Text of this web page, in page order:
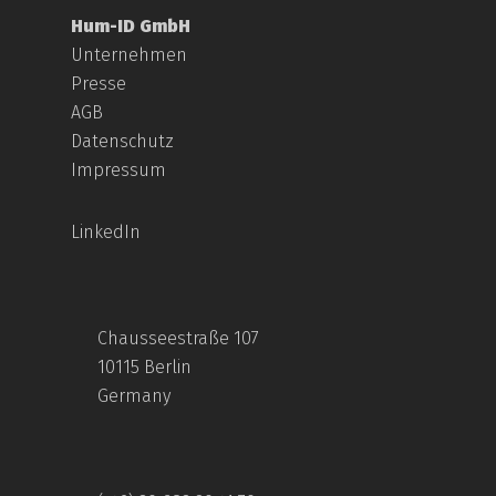
Hum-ID GmbH
Unternehmen
Presse
AGB
Datenschutz
Impressum
LinkedIn
Chausseestraße 107
10115 Berlin
Germany